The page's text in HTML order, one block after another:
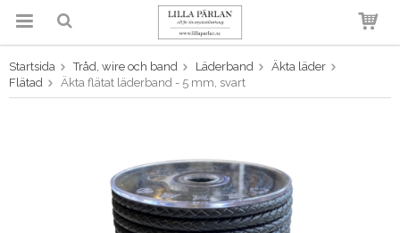
Produkten har blivit tillagd i
varukorgen
Startsida Tråd, wire och band Läderband
Äkta läder
Flätad
Äkta flätat läderband - 5 mm, svart